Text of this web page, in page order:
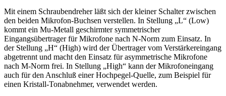
Mit einem Schraubendreher läßt sich der kleiner Schalter zwischen
den beiden Mikrofon-Buchsen verstellen. In Stellung „L“ (Low)
kommt ein Mu-Metall geschirmter symmetrischer
Eingangsübertrager für Mikrofone nach N-Norm zum Einsatz. In
der Stellung „H“ (High) wird der Übertrager vom Verstärkereingang
abgetrennt und macht den Einsatz für asymmetrische Mikrofone
nach M-Norm frei. In Stellung „High“ kann der Mikrofoneingang
auch für den Anschluß einer Hochpegel-Quelle, zum Beispiel für
einen Kristall-Tonabnehmer, verwendet werden.